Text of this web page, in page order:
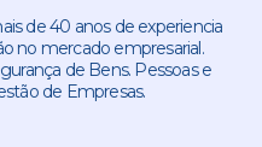
de 40 anos de experiencia
no mercado empresarial.
de Bens. Pessoas e
de Empresas.